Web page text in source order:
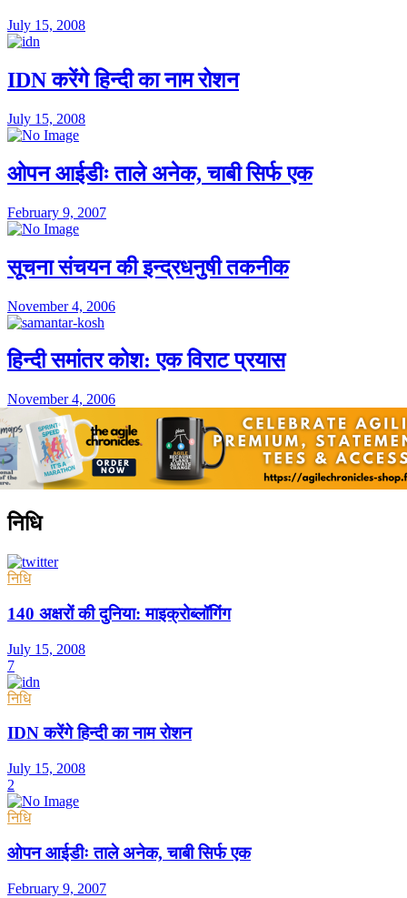
July 15, 2008
IDN करेंगे हिन्दी का नाम रोशन
July 15, 2008
ओपन आईडीः ताले अनेक, चाबी सिर्फ एक
February 9, 2007
सूचना संचयन की इन्द्रधनुषी तकनीक
November 4, 2006
हिन्दी समांतर कोश: एक विराट प्रयास
November 4, 2006
निधि
निधि
140 अक्षरों की दुनिया: माइक्रोब्लॉगिंग
July 15, 2008
7
निधि
IDN करेंगे हिन्दी का नाम रोशन
July 15, 2008
2
निधि
ओपन आईडीः ताले अनेक, चाबी सिर्फ एक
February 9, 2007